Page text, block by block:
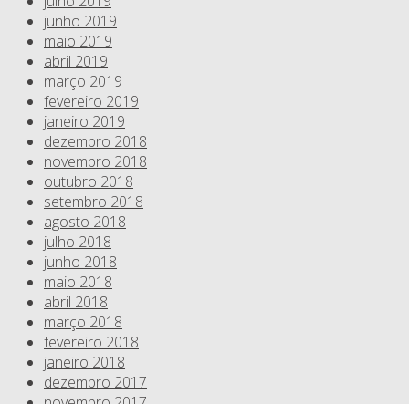
junho 2019
maio 2019
abril 2019
março 2019
fevereiro 2019
janeiro 2019
dezembro 2018
novembro 2018
outubro 2018
setembro 2018
agosto 2018
julho 2018
junho 2018
maio 2018
abril 2018
março 2018
fevereiro 2018
janeiro 2018
dezembro 2017